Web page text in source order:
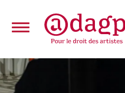
contenu